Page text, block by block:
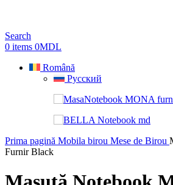
Search
0 items 0MDL
Română
Русский
Prima pagină Mobila birou Mese de Birou
Furnir Black